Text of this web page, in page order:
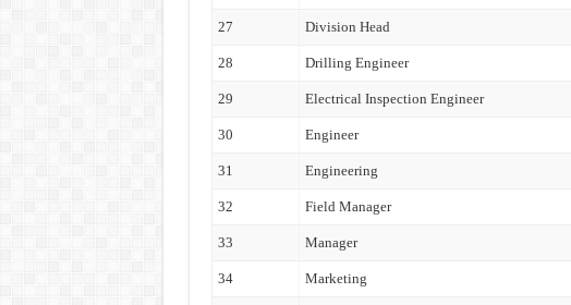
27 Division Head
28 Drilling Engineer
29 Electrical Inspection Engineer
30 Engineer
31 Engineering
32 Field Manager
33 Manager
34 Marketing